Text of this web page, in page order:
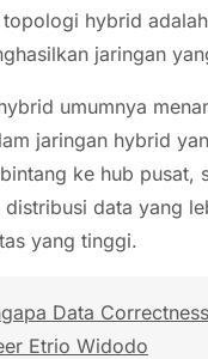
hybrid
jaringan
umumnya
jaringan hybrid
ke hub pusat,
data yang
yang tinggi.
Data
Etrio Widodo